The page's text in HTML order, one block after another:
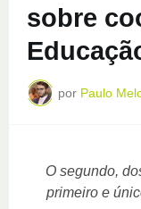
sobre
por Paulo
O segundo,
primeiro e